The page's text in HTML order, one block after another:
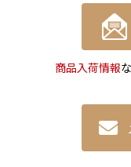
商品入荷情報